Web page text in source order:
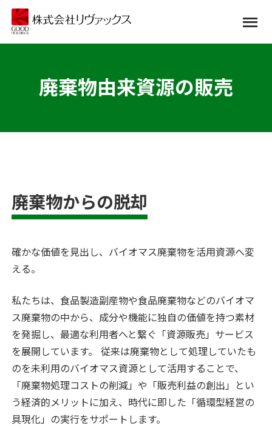
廃棄物由来資源の販売
廃棄物からの脱却
確かな価値を見出し、バイオマス廃棄物を活用資源へ変
える。
私たちは、食品製造副産物や食品廃棄物などのバイオマ
ス廃棄物の中から、成分や機能に独自の価値を持つ素材
を発掘し、最適な利用者へと繋ぐ「資源販売」サービス
を展開しています。 従来は廃棄物として処理していたも
のを未利用のバイオマス資源として活用することで、
「廃棄物処理コストの削減」や「販売利益の創出」とい
う経済的メリットに加え、時代に即した「循環型経営の
具現化」の実行をサポートします。